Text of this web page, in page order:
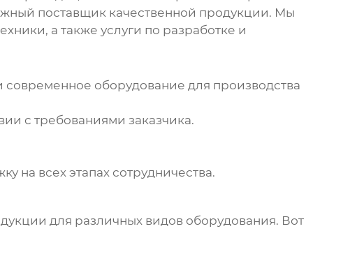
поставщик качественной продукции. Мы
а также услуги по разработке и
оборудование для производства
с требованиями заказчика.
на всех этапах сотрудничества.
для различных видов оборудования. Вот